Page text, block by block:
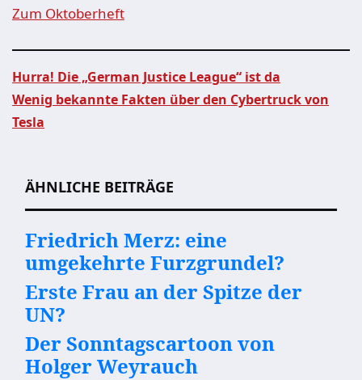
Zum Oktoberheft
Beitragsnavigation
Hurra! Die „German Justice League“ ist da
Wenig bekannte Fakten über den Cybertruck von
Tesla
ÄHNLICHE BEITRÄGE
Friedrich Merz: eine
umgekehrte Furzgrundel?
Erste Frau an der Spitze der
UN?
Der Sonntagscartoon von
Holger Weyrauch